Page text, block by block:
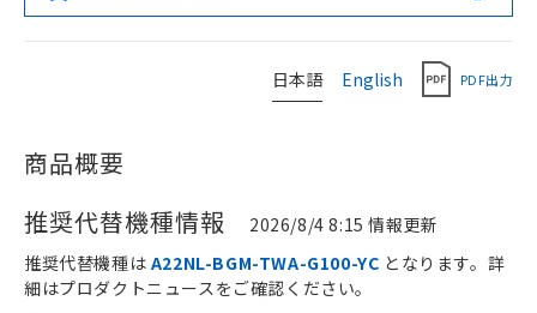
日本語 English PDF出力
商品概要
推奨代替機種情報
2026/8/4 8:15 情報更新
推奨代替機種は A22NL-BGM-TWA-G100-YC となります。詳
細はプロダクトニュースをご確認ください。